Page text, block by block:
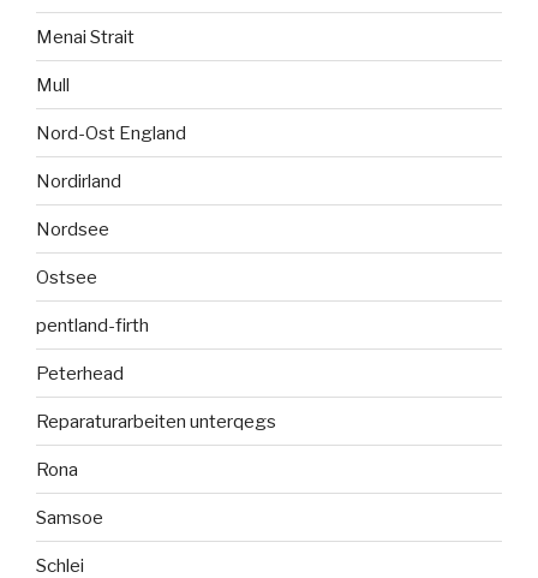
Menai Strait
Mull
Nord-Ost England
Nordirland
Nordsee
Ostsee
pentland-firth
Peterhead
Reparaturarbeiten unterqegs
Rona
Samsoe
Schlei